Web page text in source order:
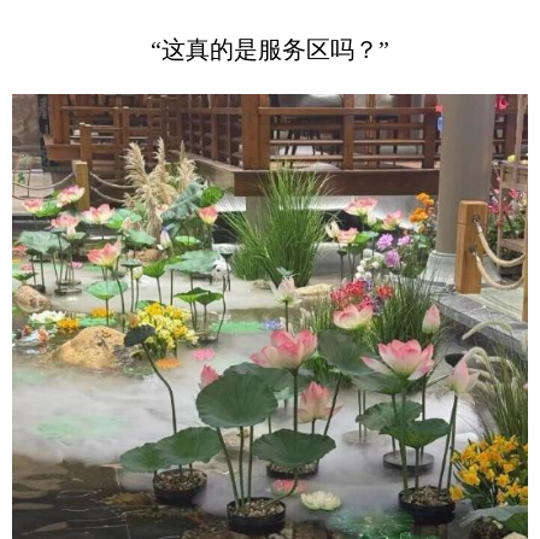
“这真的是服务区吗？”